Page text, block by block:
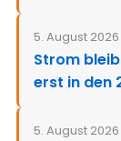
5. August 2026
Strom
erst in den
5. August 2026